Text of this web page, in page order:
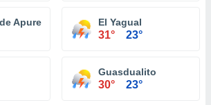
Apure El Yagual
31° 23°
Guasdualito
30° 23°